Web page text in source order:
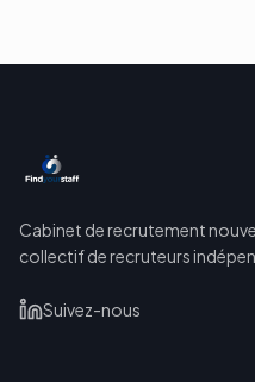
Cabinet de recrutement
collectif de recruteurs
Suivez-nous